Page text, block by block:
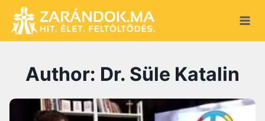
content
Author: Dr. Süle Katalin